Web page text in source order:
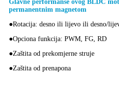
Glavne performanse ovog BLDC
permanentnim magnetom
●Rotacija: desno ili lijevo ili desno/
●Opciona funkcija: PWM, FG, RD
●Zaštita od prekomjerne struje
●Zaštita od prenapona